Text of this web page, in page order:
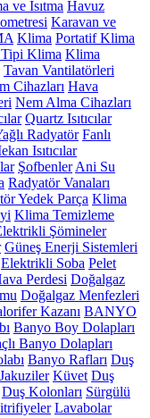
ve Isıtma Havuz
Karavan ve
Klima Portatif Klima
Tipi Klima Klima
Tavan Vantilatörleri
Cihazları Hava
Nem Alma Cihazları
Quartz Isıtıcılar
Radyatör Fanlı
Isıtıcılar
Şofbenler Ani Su
Radyatör Vanaları
Yedek Parça Klima
Klima Temizleme
Şömineler
Güneş Enerji Sistemleri
Elektrikli Soba Pelet
Perdesi Doğalgaz
Doğalgaz Menfezleri
Kazanı BANYO
Banyo Boy Dolapları
Banyo Dolapları
Banyo Rafları Duş
Jakuziler Küvet Duş
Duş Kolonları Sürgülü
Lavabolar